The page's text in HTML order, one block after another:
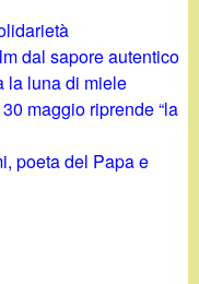
dal sapore autentico
la luna di miele
maggio riprende “la
poeta del Papa e